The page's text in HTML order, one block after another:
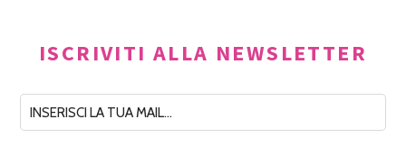
ISCRIVITI ALLA NEWSLETTER